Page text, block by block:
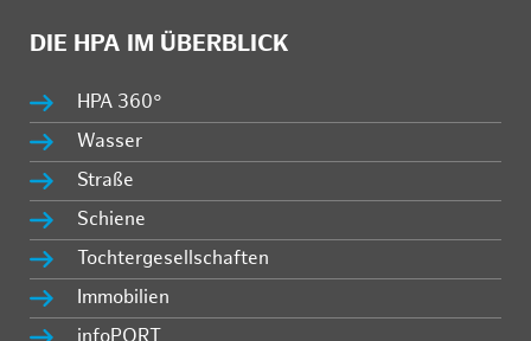
DIE HPA IM ÜBERBLICK
HPA 360°
Wasser
Straße
Schiene
Tochtergesellschaften
Immobilien